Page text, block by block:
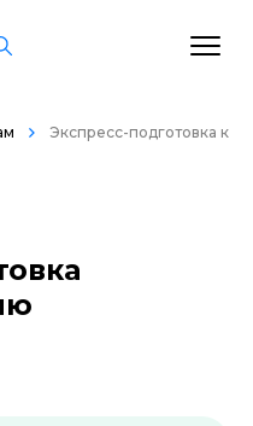
Экспресс-подготовка к